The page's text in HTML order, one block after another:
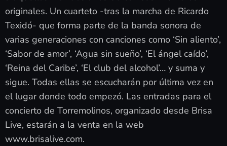
originales. Un cuarteto -tras la marcha de Ricardo
Texidó- que forma parte de la banda sonora de
varias generaciones con canciones como ‘Sin aliento’,
‘Sabor de amor’, ‘Agua sin sueño’, ‘El ángel caído’,
‘Reina del Caribe’, ‘El club del alcohol’… y suma y
sigue. Todas ellas se escucharán por última vez en
el lugar donde todo empezó. Las entradas para el
concierto de Torremolinos, organizado desde Brisa
Live, estarán a la venta en la web
www.brisalive.com.